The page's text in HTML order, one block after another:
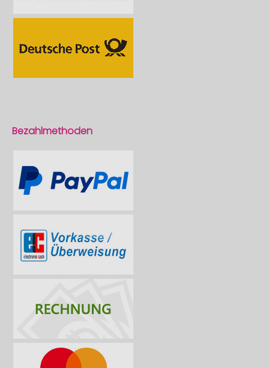
Bezahlmethoden